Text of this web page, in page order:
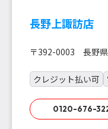
長野上諏訪店
〒392-0003 長野
クレジット払い可
0120-676-